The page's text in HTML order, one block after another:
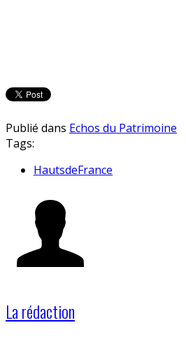
Publié dans Echos du Patrimoine
Tags:
HautsdeFrance
La rédaction